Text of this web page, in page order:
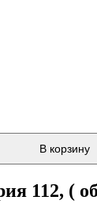
В корзину
112, (